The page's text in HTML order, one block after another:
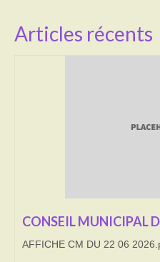
LE BRULAGE DES
Articles récents
CONSEIL MUNICIPAL
AFFICHE CM DU 22 06